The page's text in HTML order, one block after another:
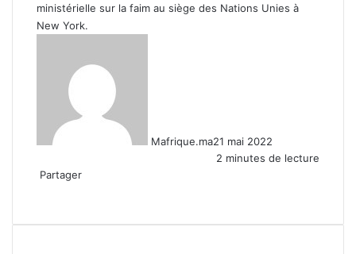
ministérielle sur la faim au siège des Nations Unies à
New York.
Mafrique.ma21 mai 2022
2 minutes de lecture
Partager
email